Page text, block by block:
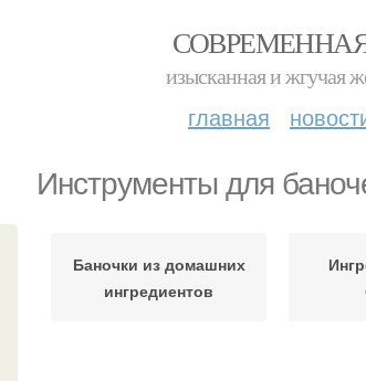
изысканная и жгучая
главная
Инструменты для
Баночки из домашних
ингредиентов